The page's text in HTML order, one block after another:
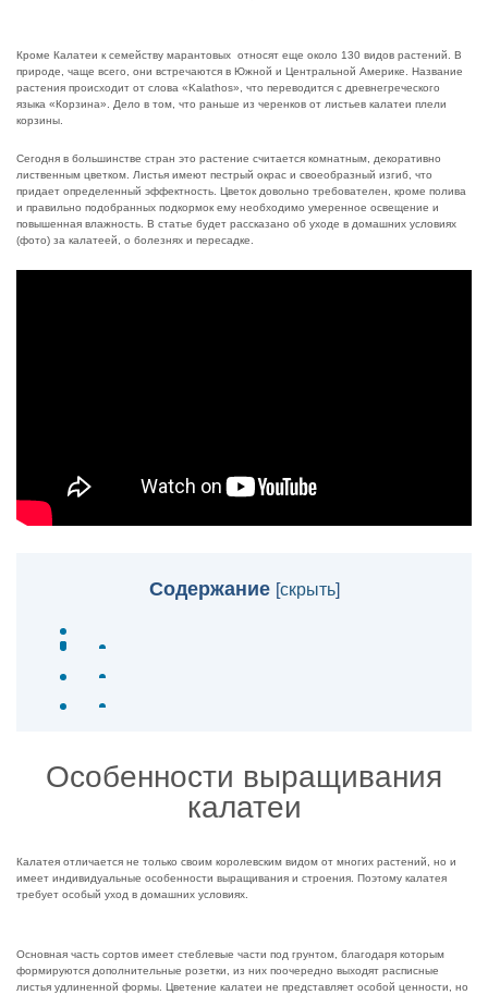
Кроме Калатеи к семейству марантовых относят еще около 130 видов растений. В
природе, чаще всего, они встречаются в Южной и Центральной Америке. Название
растения происходит от слова «Kalathos», что переводится с древнегреческого
языка «Корзина». Дело в том, что раньше из черенков от листьев калатеи плели
корзины.
Сегодня в большинстве стран это растение считается комнатным, декоративно
лиственным цветком. Листья имеют пестрый окрас и своеобразный изгиб, что
придает определенный эффектность. Цветок довольно требователен, кроме полива
и правильно подобранных подкормок ему необходимо умеренное освещение и
повышенная влажность. В статье будет рассказано об уходе в домашних условиях
(фото) за калатеей, о болезнях и пересадке.
Содержание [скрыть]
Особенности выращивания
калатеи
Калатея отличается не только своим королевским видом от многих растений, но и
имеет индивидуальные особенности выращивания и строения. Поэтому калатея
требует особый уход в домашних условиях.
Основная часть сортов имеет стеблевые части под грунтом, благодаря которым
формируются дополнительные розетки, из них поочередно выходят расписные
листья удлиненной формы. Цветение калатеи не представляет особой ценности, но